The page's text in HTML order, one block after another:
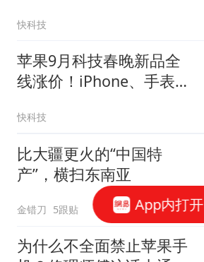
快科技
苹果9月科技春晚新品全
线涨价！iPhone、手表、
快科技
比大疆更火的“中国特
产”，横扫东南亚
金错刀 5跟贴
为什么不全面禁止苹果手
App内打开